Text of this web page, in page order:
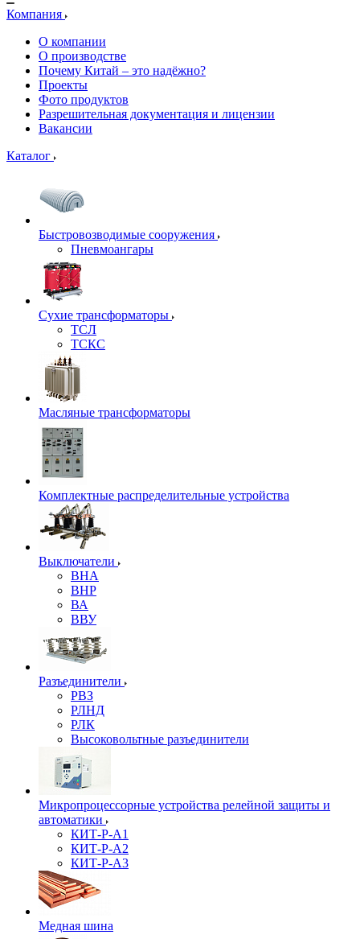
Компания
О компании
О производстве
Почему Китай – это надёжно?
Проекты
Фото продуктов
Разрешительная документация и лицензии
Вакансии
Каталог
Быстровозводимые сооружения
Пневмоангары
Сухие трансформаторы
ТСЛ
ТСКС
Масляные трансформаторы
Комплектные распределительные устройства
Выключатели
ВНА
ВНР
ВА
ВВУ
Разъединители
РВЗ
РЛНД
РЛК
Высоковольтные разъединители
Микропроцессорные устройства релейной защиты и
автоматики
КИТ-Р-А1
КИТ-Р-А2
КИТ-Р-А3
Медная шина